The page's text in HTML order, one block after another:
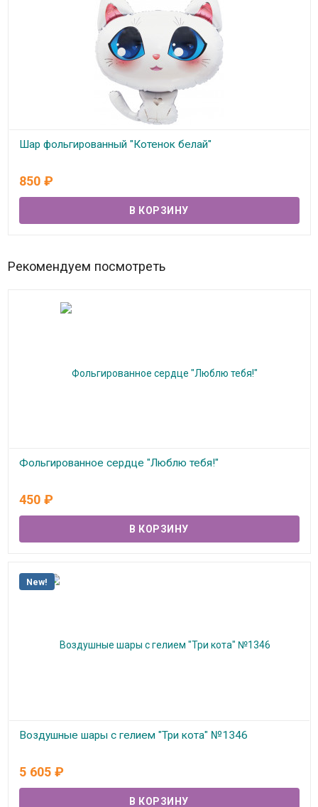
Шар фольгированный "Котенок белай"
850 ₽
Рекомендуем посмотреть
Фольгированное сердце "Люблю тебя!"
450 ₽
New!
Воздушные шары с гелием "Три кота" №1346
5 605 ₽